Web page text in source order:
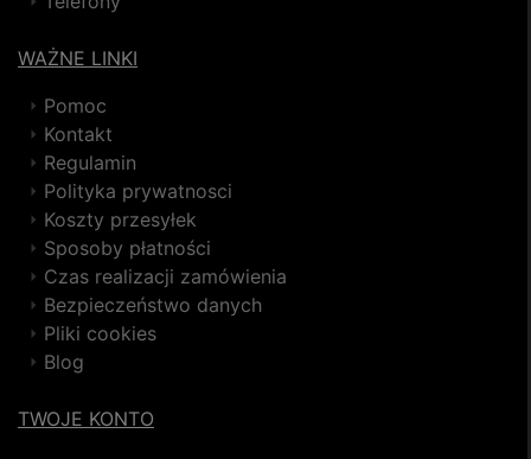
WAŻNE LINKI
Pomoc
Kontakt
Regulamin
Polityka prywatnosci
Koszty przesyłek
Sposoby płatności
Czas realizacji zamówienia
Bezpieczeństwo danych
Pliki cookies
Blog
TWOJE KONTO